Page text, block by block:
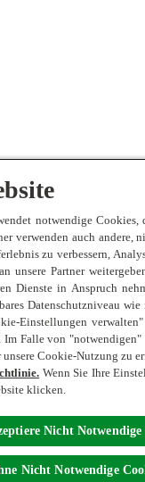
notwendige
verwenden auch
zu verbessern,
unsere Partner
Dienste in Anspruch
Datenschutzniveau
Einstellungen
Falle von
Cookie-Nutzung zu
Wenn Sie Ihre
klicken.
Nicht Notwendige
Nicht Notwendige